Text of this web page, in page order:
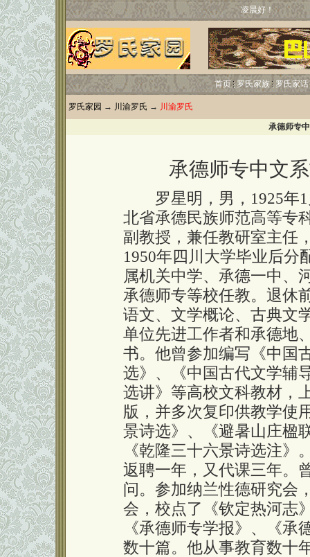
凌晨好！
首页 罗氏家族 罗氏家话
罗氏家园 → 川渝罗氏 → 川渝罗氏
承德师专
承德师专中文
罗星明，男，1925年1
北省承德民族师范高等专
副教授，兼任教研室主任
1950年四川大学毕业后分
属机关中学、承德一中、
承德师专等校任教。退休
语文、文学概论、古典文
单位先进工作者和承德地
书。他曾参加编写《中国
选》、《中国古代文学辅
选讲》等高校文科教材，
版，并多次复印供教学使
景诗选》、《避暑山庄楹
《乾隆三十六景诗选注》
返聘一年，又代课三年。
问。参加纳兰性德研究会
会，校点了《钦定热河志
《承德师专学报》、《
数十篇。他从事教育数十